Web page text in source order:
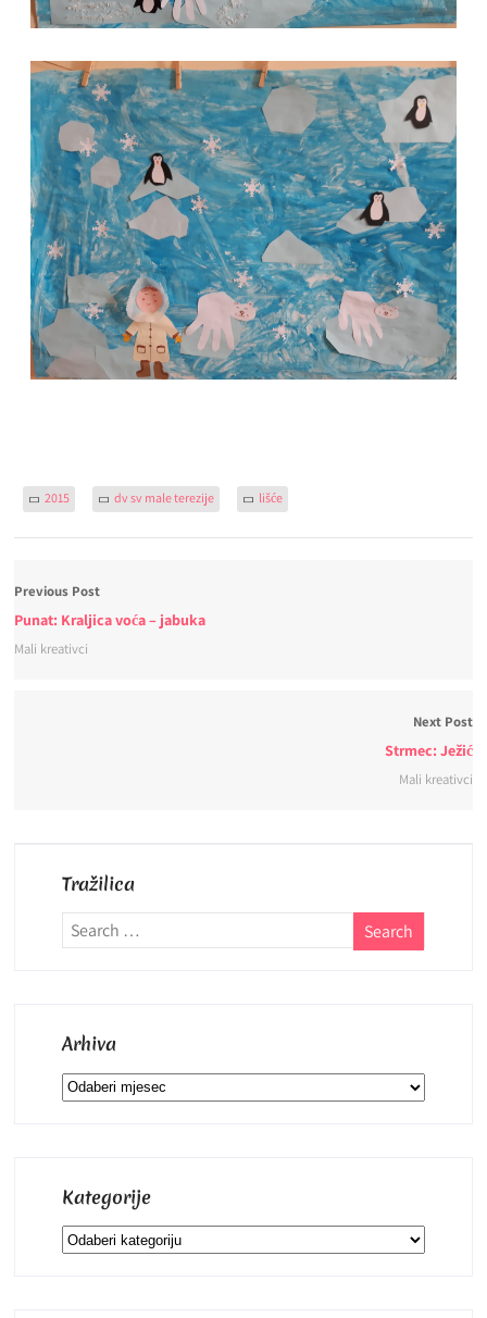
2015 dv sv male terezije lišće
Previous Post
Punat: Kraljica voća – jabuka
Mali kreativci
Next Post
Strmec: Ježić
Mali kreativci
Tražilica
Arhiva
Arhiva
Kategorije
Kategorije